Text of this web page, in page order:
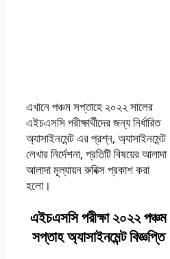
এখানে পঞ্চম সপ্তাহে ২০২২ সালের
এইচএসসি পরীক্ষার্থীদের জন্য নির্ধারিত
অ্যাসাইনমেন্ট এর প্রশ্ন, অ্যাসাইনমেন্ট
লেখার নির্দেশনা, প্রতিটি বিষয়ের আলাদা
আলাদা মূল্যায়ন রুবিক্স প্রকাশ করা
হলো।
এইচএসসি পরীক্ষা ২০২২ পঞ্চম
সপ্তাহ অ্যাসাইনমেন্ট বিজ্ঞপ্তি